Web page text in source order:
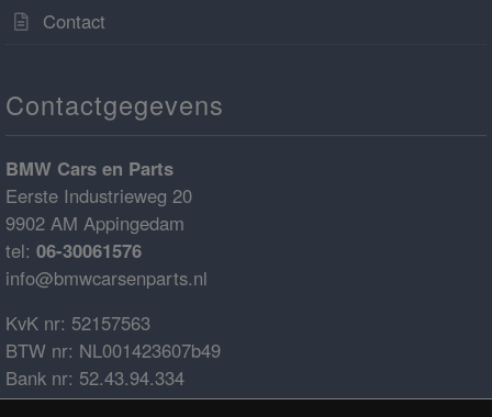
Contact
Contactgegevens
BMW Cars en Parts
Eerste Industrieweg 20
9902 AM Appingedam
tel: 06-30061576
info@bmwcarsenparts.nl
KvK nr: 52157563
BTW nr: NL001423607b49
Bank nr: 52.43.94.334
IBAN: NL68ABNA0524394334